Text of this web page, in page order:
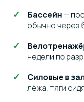
Бассейн —
обычно через
недели по
Силовые в
лёжа, тяги